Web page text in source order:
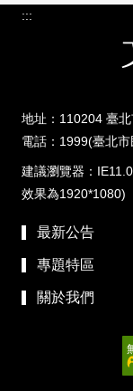
:::
地址：110204 臺
電話：1999(臺北
建議瀏覽器：
效果為1920*1080)
最新公告
專題特區
關於我們